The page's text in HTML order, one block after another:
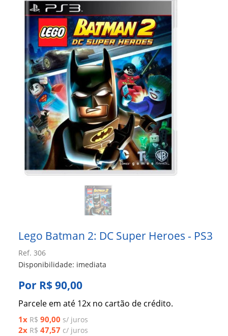
Lego Batman 2: DC Super Heroes - PS3
Ref. 306
Disponibilidade: imediata
Por R$ 90,00
Parcele em até 12x no cartão de crédito.
1x R$ 90,00 s/ juros
2x R$ 47,57 c/ juros